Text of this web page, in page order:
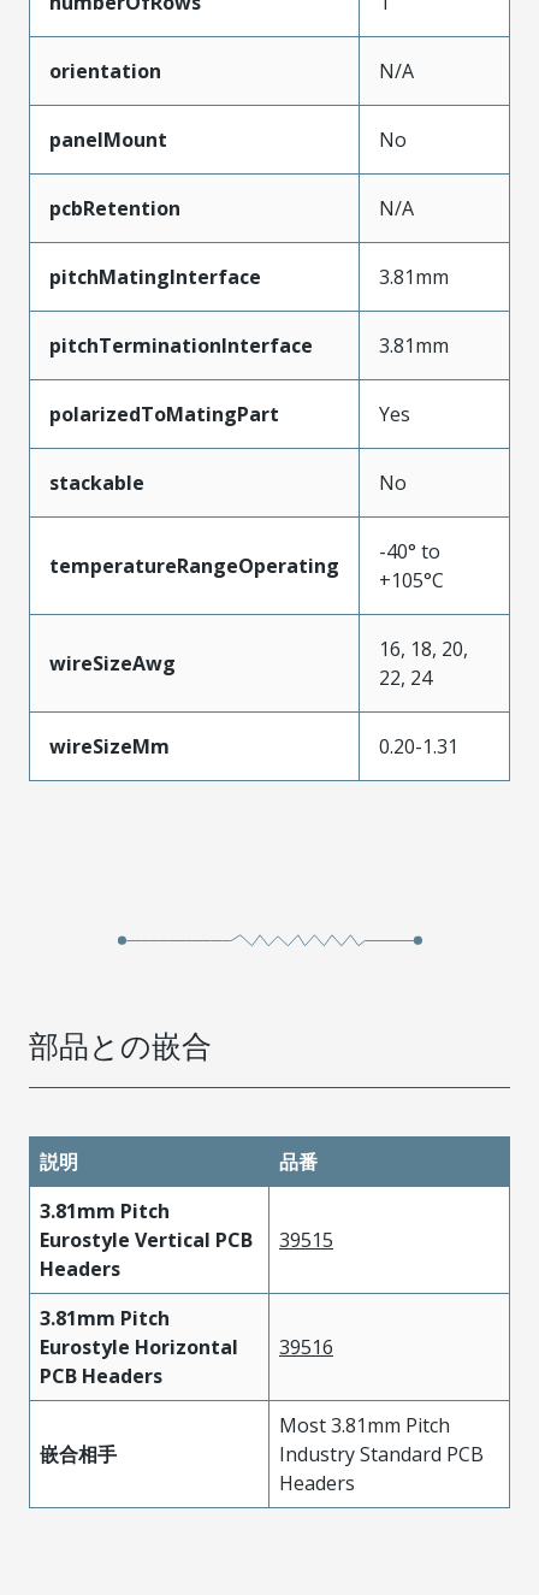
orientation N/A
panelMount No
pcbRetention N/A
pitchMatingInterface 3.81mm
pitchTerminationInterface 3.81mm
polarizedToMatingPart Yes
stackable No
temperatureRangeOperating
-40° to
+105°C
wireSizeAwg
16, 18, 20,
22, 24
wireSizeMm 0.20-1.31
部品との嵌合
説明
品番
3.81mm Pitch
Eurostyle Vertical PCB
Headers
39515
3.81mm Pitch
Eurostyle Horizontal
PCB Headers
39516
嵌合相手
Most 3.81mm Pitch
Industry Standard PCB
Headers